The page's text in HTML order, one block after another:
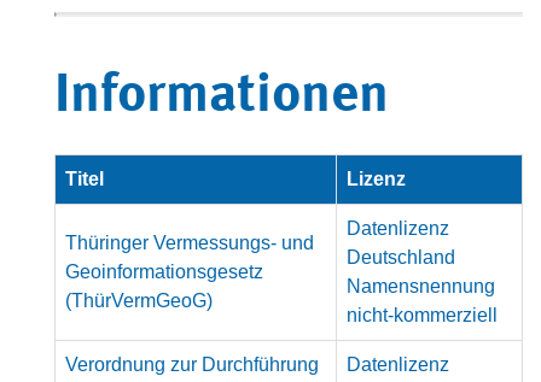
Informationen
Titel Lizenz
Thüringer Vermessungs- und
Geoinformationsgesetz
(ThürVermGeoG)
Datenlizenz
Deutschland
Namensnennung
nicht-kommerziell
Verordnung zur Durchführung
Datenlizenz